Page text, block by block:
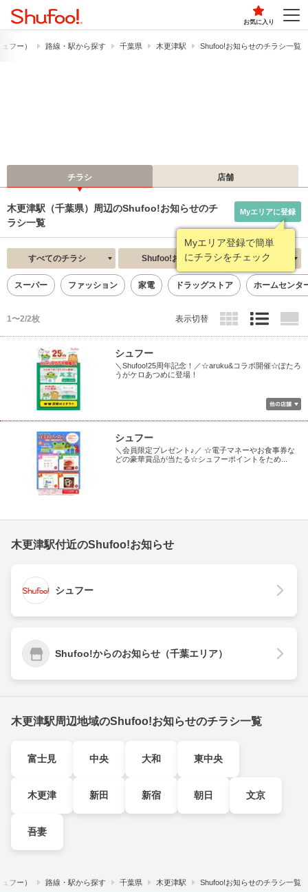
お気に入り
フー） 路線・駅から探す 千葉県 木更津駅 Shufoo!お知らせのチラシ一覧
チラシ 店舗
木更津駅（千葉県）周辺のShufoo!お知らせのチ
ラシ一覧
Myエリア登録で簡単
にチラシをチェック
Myエリアに登録
すべてのチラシ Shufoo!お知らせ 新着順
スーパー ファッション 家電 ドラッグストア ホームセンタ
1〜2/2枚 表示切替
シュフー
＼Shufoo!25周年記念！／☆aruku&コラボ開催☆ぽたろ
うがケロあつめに登場！
シュフー
＼会員限定プレゼント♪／ ☆電子マネーやお食事券な
どの豪華賞品が当たる☆シュフーポイントをため...
木更津駅付近のShufoo!お知らせ
シュフー
Shufoo!からのお知らせ（千葉エリア）
木更津駅周辺地域のShufoo!お知らせのチラシ一覧
富士見 中央 大和 東中央
木更津 新田 新宿 朝日 文京
吾妻
フー） 路線・駅から探す 千葉県 木更津駅 Shufoo!お知らせのチラシ一覧